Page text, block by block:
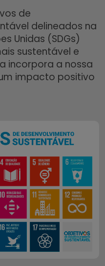
de
delineados na
Unidas (SDGs)
sustentável e
incorpora a nossa
impacto positivo